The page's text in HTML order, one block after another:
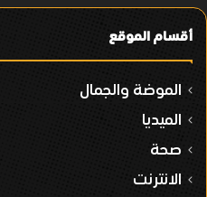
أقسام الموقع
الموضة والجمال
الميديا
صحة
الانترنت